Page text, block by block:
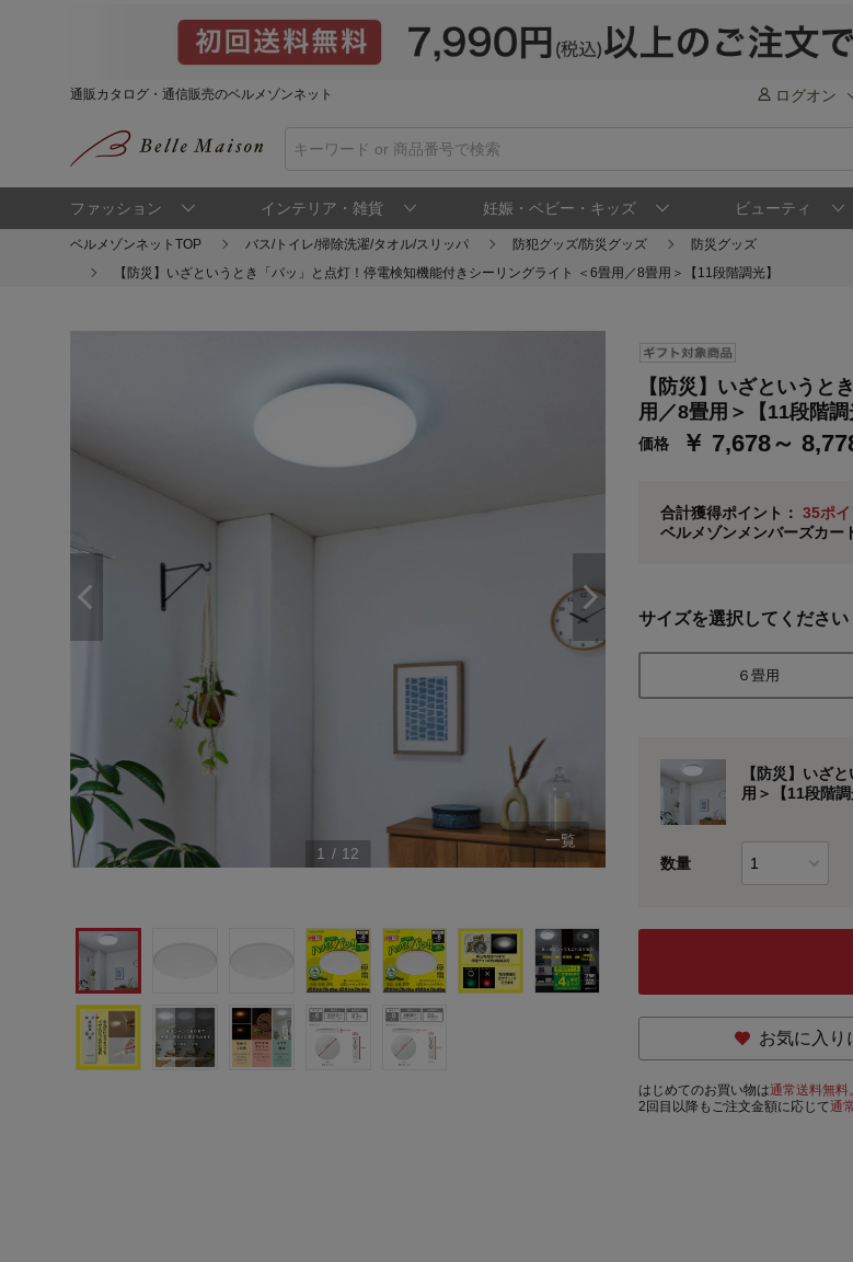
通販カタログ・通信販売のベルメゾンネット ログオン
ファッション インテリア・雑貨 妊娠・ベビー・キッズ ビューティ
ベルメゾンネットTOP バス/トイレ/掃除洗濯/タオル/スリッパ 防犯グッズ/防災グッズ
防災グッズ
【防災】いざというとき「パッ」と点灯！停電検知機能付きシーリングライト ＜6畳用／8畳用＞【11段階調光】
1 / 12
一覧
【防災】いざというと
用／8畳用＞【11段階調
価格 ￥ 7,678～
合計獲得ポイント：35ポ
ベルメゾンメンバーズカー
ステージが上がれば送料無
さらにポイント還元最大16
ベルメゾンご優待サービスに
通常商品送料無料 返品引
※メンバーズカードの加算ポイ
サイズを選択してください
６畳用
【防災】いざ
用＞【11段階調
数量
お気に入り
はじめてのお買い物は通常送料無料
2回目以降もご注文金額に応じて通